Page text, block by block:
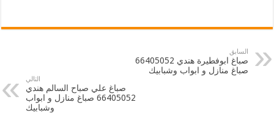
السابق
صباغ ابوفطيرة هندي 66405052
صباغ منازل و ابواب وشبابيك
التالي
صباغ علي صباح السالم هندي
66405052 صباغ منازل و ابواب
وشبابيك